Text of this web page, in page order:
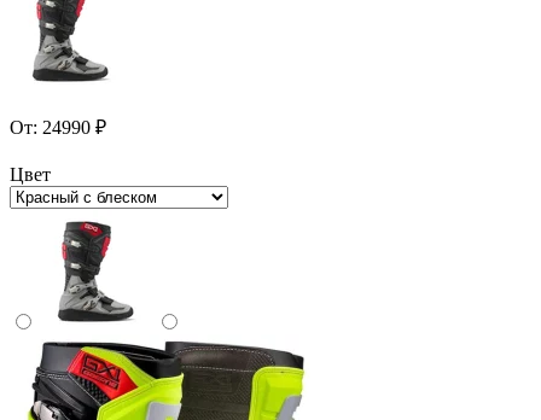
От: 24990 ₽
Цвет